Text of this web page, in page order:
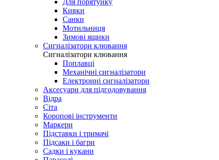
Для порятунку
Кивки
Санки
Мотильниця
Зимові ящики
Сигналізатори клювання
Сигналізатори клювання
Поплавці
Механічні сигналізатори
Електронні сигналізатори
Аксесуари для підгодовування
Відра
Сіта
Коропові інструменти
Маркери
Підставки і тримачі
Підсаки і багри
Садки і кукани